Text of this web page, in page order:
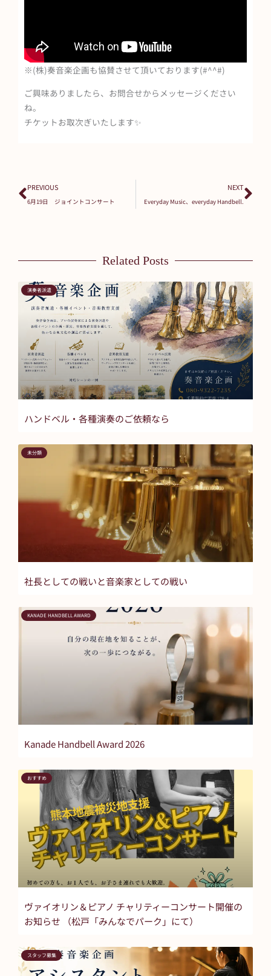
※(株)奏音楽企画も協賛させて頂いております(#^^#)
ご興味ありましたら、お問合せからメッセージください
ね。
チケットお取次ぎいたします✨
PREVIOUS
6月19日 ジョイントコンサート
NEXT
Everyday Music、everyday Handbell.
Related Posts
演奏者派遣
ハンドベル・各種演奏のご依頼なら
未分類
社長としての戦いと音楽家としての戦い
KANADE HANDBELL AWARD
Kanade Handbell Award 2026
おすすめ
ヴァイオリン＆ピアノ チャリティーコンサート開催の
お知らせ （松戸「みんなでパーク」にて）
スタッフ募集